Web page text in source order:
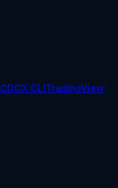
CDCX CLITradingView